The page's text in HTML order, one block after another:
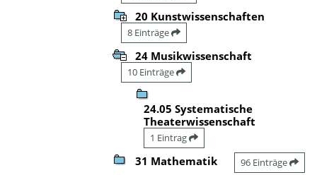
20 Kunstwissenschaften
8 Einträge
24 Musikwissenschaft
10 Einträge
24.05 Systematische
Theaterwissenschaft
1 Eintrag
31 Mathematik 96 Einträge